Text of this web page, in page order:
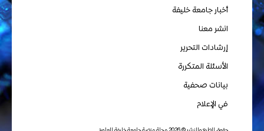
أخبار جامعة خليفة
انشر معنا
إرشادات التحرير
الأسئلة المتكررة
بيانات صحفية
في الإعلام